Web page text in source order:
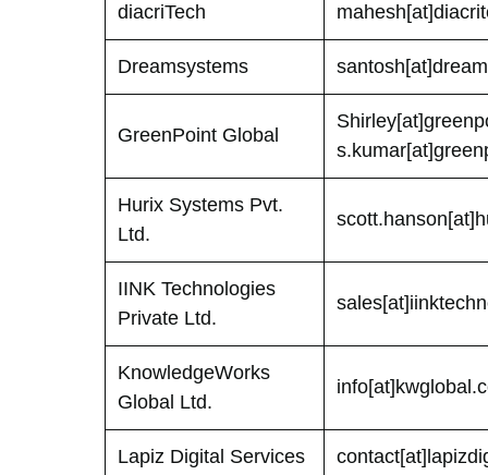
diacriTech
Dreamsystems
GreenPoint Global
Hurix Systems Pvt.
Ltd.
IINK Technologies
Private Ltd.
KnowledgeWorks
Global Ltd.
Lapiz Digital Services